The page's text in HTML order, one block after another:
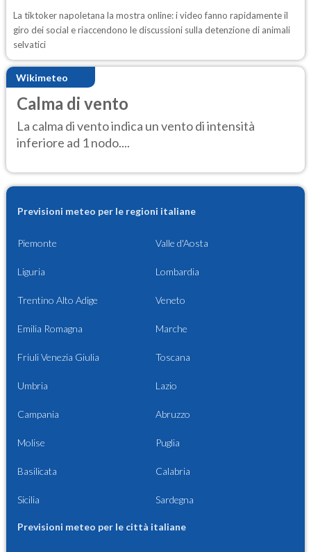
La tiktoker napoletana la mostra online: i video fanno rapidamente il
giro dei social e riaccendono le discussioni sulla detenzione di animali
selvatici
Wikimeteo
Calma di vento
La calma di vento indica un vento di intensità
inferiore ad 1 nodo....
Previsioni meteo per le regioni italiane
Piemonte Valle d'Aosta
Liguria Lombardia
Trentino Alto Adige Veneto
Emilia Romagna Marche
Friuli Venezia Giulia Toscana
Umbria Lazio
Campania Abruzzo
Molise Puglia
Basilicata Calabria
Sicilia Sardegna
Previsioni meteo per le città italiane